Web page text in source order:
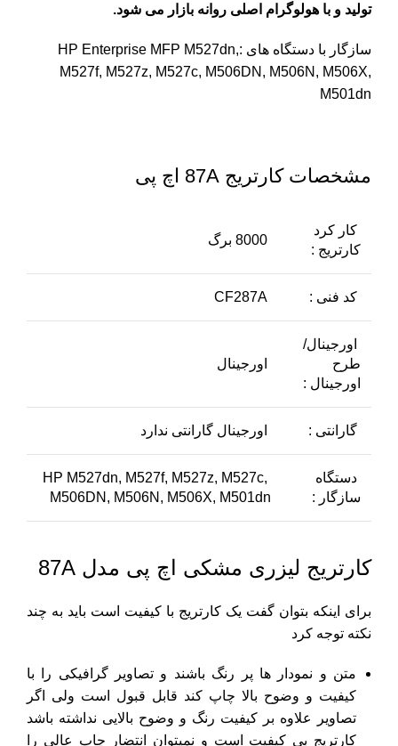
تولید و با هولوگرام اصلی روانه بازار می شود.
سازگار با دستگاه های :HP Enterprise MFP M527dn,
M527f, M527z, M527c, M506DN, M506N, M506X,
M501dn
مشخصات کارتریج 87A اچ پی
کار کرد
کارتریج :
کد فنی :
اورجینال/
طرح
اورجینال :
اورجینال
گارانتی : اورجینال گارانتی ندارد
دستگاه
سازگار :
HP M527dn, M527f, M527z, M527c,
M506DN, M506N, M506X, M501dn
کارتریج لیزری مشکی اچ پی مدل 87A
برای اینکه بتوان گفت یک کارتریج با کیفیت است باید به چند
نکته توجه کرد
متن و نمودار ها پر رنگ باشند و تصاویر گرافیکی را با
کیفیت و وضوح بالا چاپ کند قابل قبول است ولی اگر
تصاویر علاوه بر کیفیت رنگ و وضوح بالایی نداشته باشد
کارتریج بی کیفیت است و نمیتوان انتضار چاپ عالی را